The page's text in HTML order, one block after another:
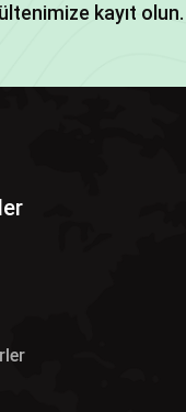
kayıt olun.